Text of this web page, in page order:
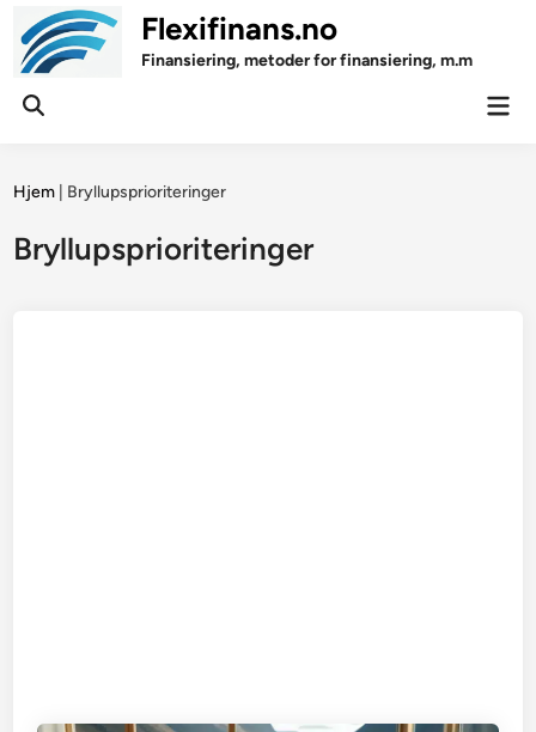
content
Flexifinans.no
Finansiering, metoder for finansiering, m.m
Open
Hjem Bryllupsprioriteringer
Bryllupsprioriteringer